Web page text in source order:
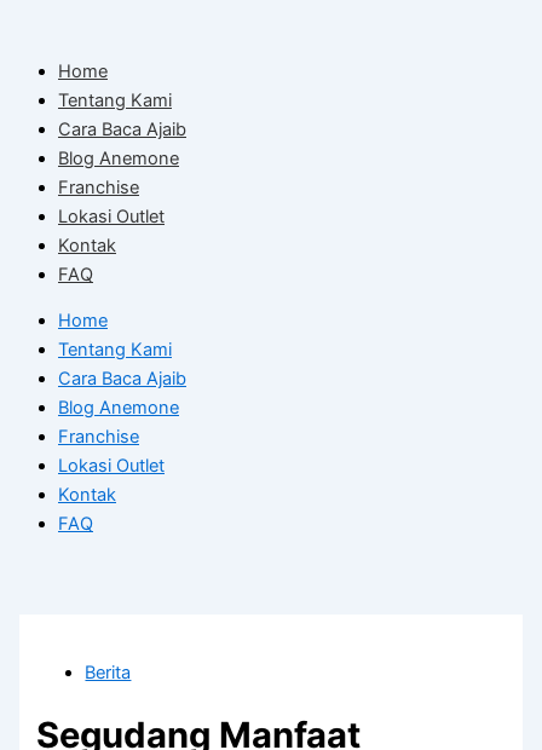
contentHome
Tentang Kami
Cara Baca Ajaib
Blog Anemone
Franchise
Lokasi Outlet
Kontak
FAQ
Home
Tentang Kami
Cara Baca Ajaib
Blog Anemone
Franchise
Lokasi Outlet
Kontak
FAQ
Berita
Segudang Manfaat